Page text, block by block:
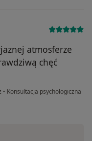
atmosferze
chęć
• Konsultacja psychologiczna